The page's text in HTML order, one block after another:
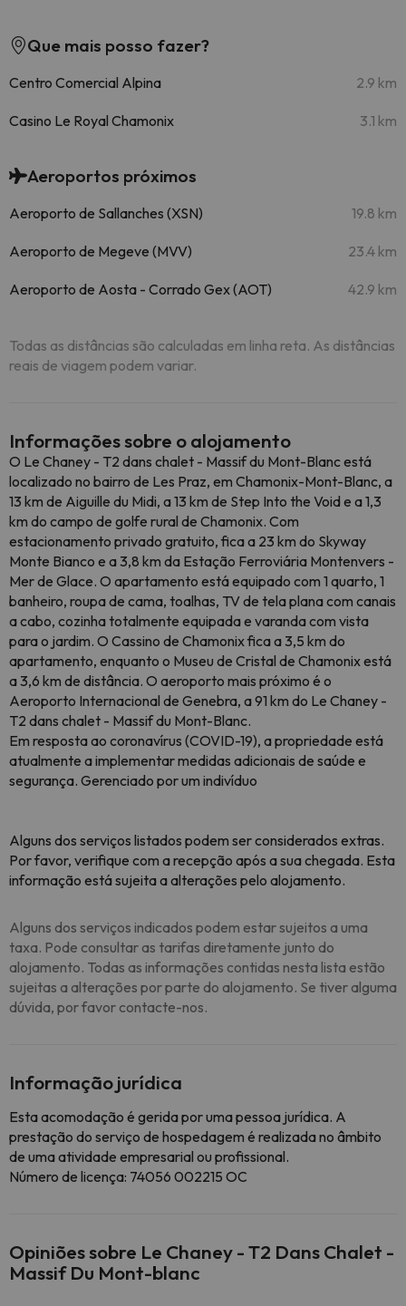
Que mais posso fazer?
Centro Comercial Alpina 2.9 km
Casino Le Royal Chamonix 3.1 km
Aeroportos próximos
Aeroporto de Sallanches (XSN) 19.8 km
Aeroporto de Megeve (MVV) 23.4 km
Aeroporto de Aosta - Corrado Gex (AOT) 42.9 km
Todas as distâncias são calculadas em linha reta. As distâncias
reais de viagem podem variar.
Informações sobre o alojamento
O Le Chaney - T2 dans chalet - Massif du Mont-Blanc está
localizado no bairro de Les Praz, em Chamonix-Mont-Blanc, a
13 km de Aiguille du Midi, a 13 km de Step Into the Void e a 1,3
km do campo de golfe rural de Chamonix. Com
estacionamento privado gratuito, fica a 23 km do Skyway
Monte Bianco e a 3,8 km da Estação Ferroviária Montenvers -
Mer de Glace. O apartamento está equipado com 1 quarto, 1
banheiro, roupa de cama, toalhas, TV de tela plana com canais
a cabo, cozinha totalmente equipada e varanda com vista
para o jardim. O Cassino de Chamonix fica a 3,5 km do
apartamento, enquanto o Museu de Cristal de Chamonix está
a 3,6 km de distância. O aeroporto mais próximo é o
Aeroporto Internacional de Genebra, a 91 km do Le Chaney -
T2 dans chalet - Massif du Mont-Blanc.
Em resposta ao coronavírus (COVID-19), a propriedade está
atualmente a implementar medidas adicionais de saúde e
segurança. Gerenciado por um indivíduo
Alguns dos serviços listados podem ser considerados extras.
Por favor, verifique com a recepção após a sua chegada. Esta
informação está sujeita a alterações pelo alojamento.
Alguns dos serviços indicados podem estar sujeitos a uma
taxa. Pode consultar as tarifas diretamente junto do
alojamento. Todas as informações contidas nesta lista estão
sujeitas a alterações por parte do alojamento. Se tiver alguma
dúvida, por favor contacte-nos.
Informação jurídica
Esta acomodação é gerida por uma pessoa jurídica. A
prestação do serviço de hospedagem é realizada no âmbito
de uma atividade empresarial ou profissional.
Número de licença: 74056 002215 OC
Opiniões sobre Le Chaney - T2 Dans Chalet -
Massif Du Mont-blanc